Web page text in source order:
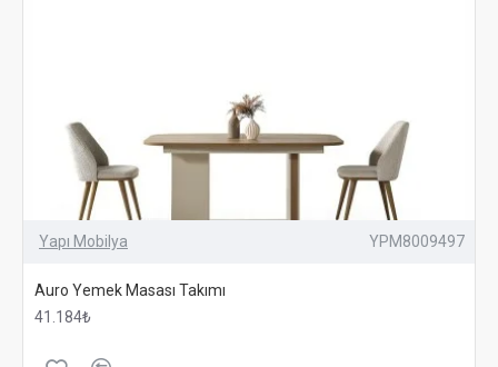
Yapı Mobilya YPM8009497
Auro Yemek Masası Takımı
41.184₺